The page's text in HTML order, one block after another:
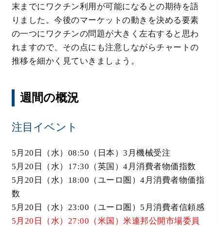
末までにワクチン利用が可能になるとの期待を語
りました。今後のマーケットの動きを決める要素
の一つにワクチンの問題が大きく左右すると思わ
れますので、その点にも注意しながらチャートの
推移を細かく見ていきましょう。
週間の概況
注目イベント
5月20日（水）08:50（日本）3月機械受注
5月20日（水）17:30（英国）4月消費者物価指数
5月20日（水）18:00（ユーロ圏）4月消費者物価指
数
5月20日（水）23:00（ユーロ圏）5月消費者信頼感
5月20日（水）27:00（米国）米連邦公開市場委員